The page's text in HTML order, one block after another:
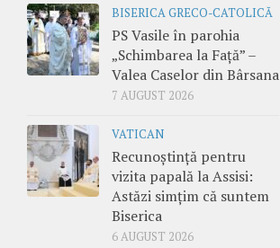
BISERICA GRECO-CATOLICĂ
PS Vasile în parohia
„Schimbarea la Față” –
Valea Caselor din Bârsana
7 AUGUST 2026
VATICAN
Recunoștință pentru
vizita papală la Assisi:
Astăzi simțim că suntem
Biserica
6 AUGUST 2026